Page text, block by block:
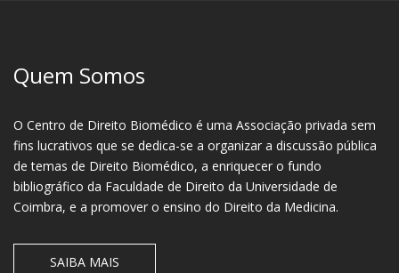
Quem Somos
O Centro de Direito Biomédico é uma Associação privada sem
fins lucrativos que se dedica-se a organizar a discussão pública
de temas de Direito Biomédico, a enriquecer o fundo
bibliográfico da Faculdade de Direito da Universidade de
Coimbra, e a promover o ensino do Direito da Medicina.
SAIBA MAIS